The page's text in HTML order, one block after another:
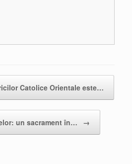
Catolice Orientale este…
un sacrament în… →